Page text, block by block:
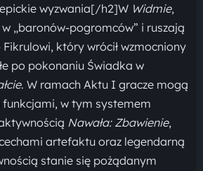
wyzwania[/h2]W Widmie,
„baronów-pogromców” i ruszają
który wrócił wzmocniony
po pokonaniu Świadka w
. W ramach Aktu I gracze mogą
funkcjami, w tym systemem
Nawała: Zbawienie,
artefaktu oraz legendarną
stanie się pożądanym